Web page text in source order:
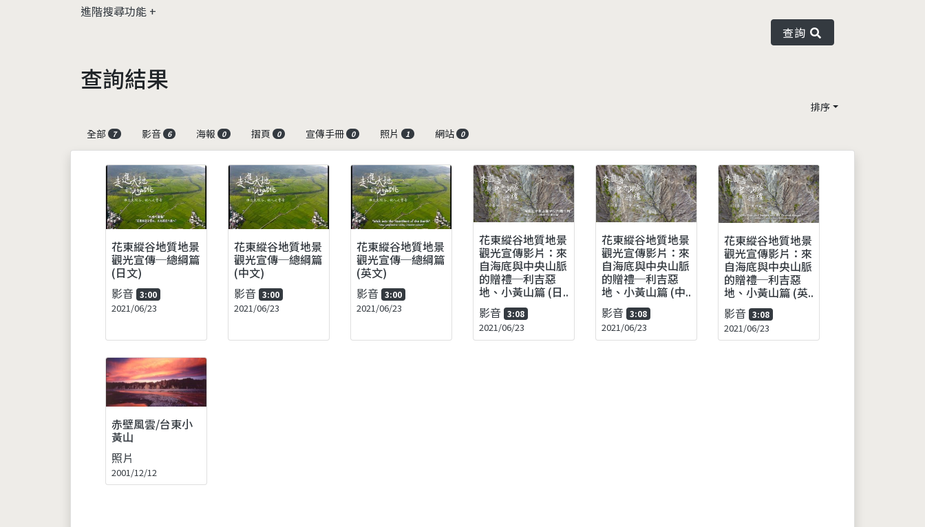
進階搜尋功能
查詢
查詢結果
排序
全部
7 影音 6 海報 0 摺頁 0 宣傳手冊 0 照片 1 網站 0
花東縱谷地質地景
觀光宣傳─總綱篇
(日文)
影音 3:00
2021/06/23
花東縱谷地質地景
觀光宣傳─總綱篇
(中文)
影音 3:00
2021/06/23
花東縱谷地質地景
觀光宣傳─總綱篇
(英文)
影音 3:00
2021/06/23
花東縱谷地質地景
觀光宣傳影片：來
自海底與中央山脈
的贈禮─利吉惡
地、小黃山篇 (日..
影音 3:08
2021/06/23
花東縱谷地質地景
觀光宣傳影片：來
自海底與中央山脈
的贈禮─利吉惡
地、小黃山篇 (中..
影音 3:08
2021/06/23
花東縱谷地質地景
觀光宣傳影片：來
自海底與中央山脈
的贈禮─利吉惡
地、小黃山篇 (英..
影音 3:08
2021/06/23
赤壁風雲/台東小
黃山
照片
2001/12/12